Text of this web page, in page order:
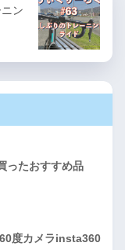
ン
ったおすすめ品
度カメラinsta360